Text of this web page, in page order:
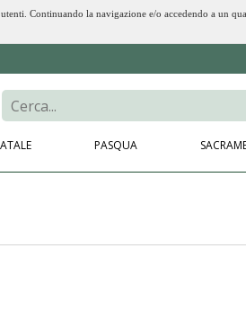
Continuando la navigazione e/o accedendo a un
PASQUA